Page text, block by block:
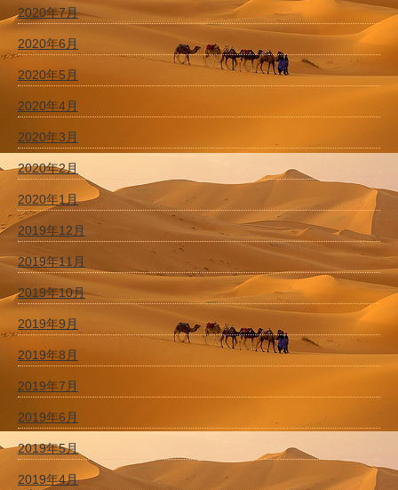
2020年7月
2020年6月
2020年5月
2020年4月
2020年3月
2020年2月
2020年1月
2019年12月
2019年11月
2019年10月
2019年9月
2019年8月
2019年7月
2019年6月
2019年5月
2019年4月